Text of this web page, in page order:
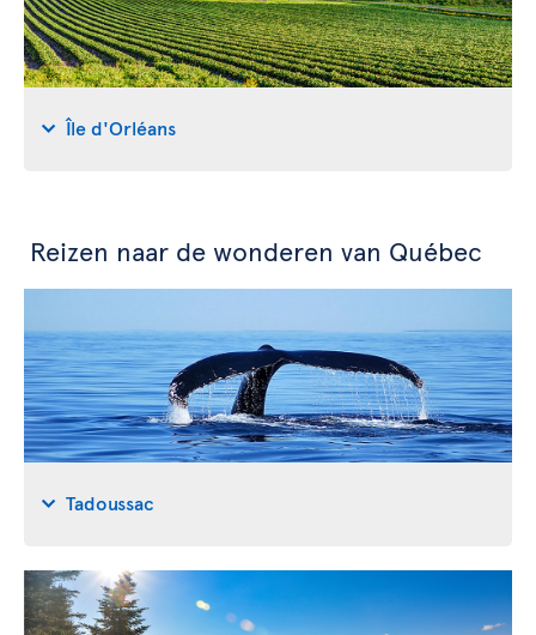
Île d'Orléans
Reizen naar de wonderen van Québec
Tadoussac